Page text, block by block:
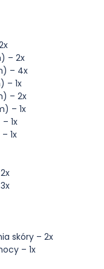
– 2x
– 4x
– 1x
– 2x
– 1x
1x
1x
skóry – 2x
– 1x